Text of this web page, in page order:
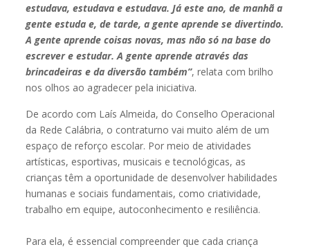
estudava, estudava e estudava. Já este ano, de manhã a
gente estuda e, de tarde, a gente aprende se divertindo.
A gente aprende coisas novas, mas não só na base do
escrever e estudar. A gente aprende através das
brincadeiras e da diversão também”, relata com brilho
nos olhos ao agradecer pela iniciativa.
De acordo com Laís Almeida, do Conselho Operacional
da Rede Calábria, o contraturno vai muito além de um
espaço de reforço escolar. Por meio de atividades
artísticas, esportivas, musicais e tecnológicas, as
crianças têm a oportunidade de desenvolver habilidades
humanas e sociais fundamentais, como criatividade,
trabalho em equipe, autoconhecimento e resiliência.
Para ela, é essencial compreender que cada criança